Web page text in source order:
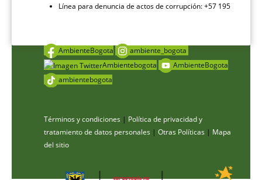
Línea para denuncia de actos de corrupción: +57 195
AmbienteBogota
ambiente_bogota
Ambientebogota
AmbienteBogota
ambientebogota
Términos y condiciones | Política de privacidad y
tratamiento de datos personales | Otras Políticas | Mapa
del sitio